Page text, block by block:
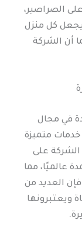
الصراصير،
يجعل كل منزل
أن الشركة
في مجال
متميزة
الشركة على
عالميًا، مما
العديد من
ويعتبرونها